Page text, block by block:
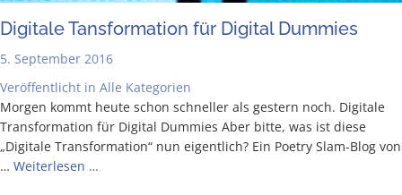
Digi­ta­le Tans­for­ma­ti­on für Digi­tal Dummies
5. September 2016
Veröffentlicht in Alle Kategorien
Mor­gen kommt heu­te schon schnel­ler als ges­tern noch. Digi­ta­le
Trans­for­ma­ti­on für Digi­tal Dum­mies Aber bit­te, was ist die­se
„Digi­ta­le Trans­for­ma­ti­on“ nun eigent­lich? Ein Poet­ry Slam-Blog von
… Wei­ter­le­sen …